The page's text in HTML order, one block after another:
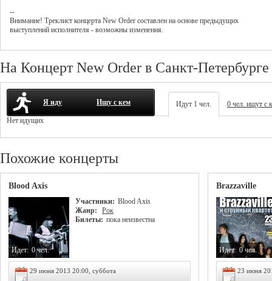
--
Внимание! Треклист концерта New Order составлен на основе предыдущих
выступлений исполнителя - возможны изменения.
На Концерт New Order в Санкт-Петербурге
Я иду Ищу с кем Идут 1 чел.
0 чел. ищут с
Нет идущих
Похожие концерты
Blood Axis
Участники: Blood Axis
Жанр:
Рок
Билеты: пока неизвестна
Идет: 0 чел.
29 июня 2013 20:00, суббота
Brazzaville
Идет: 0 чел.
23 июня